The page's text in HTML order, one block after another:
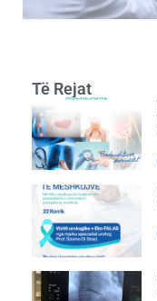
Të Rejat